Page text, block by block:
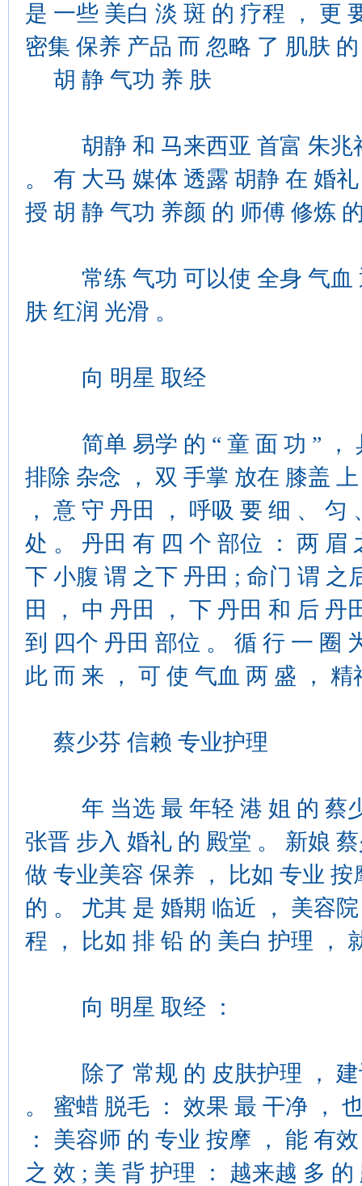
是 一些 美白 淡 斑 的 疗程 ， 更
密集 保养 产品 而 忽略 了 肌肤
胡 静 气功 养 肤
胡静 和 马来西亚 首富 朱兆祥
。 有 大马 媒体 透露 胡静 在 婚
授 胡 静 气功 养颜 的 师傅 修炼
常练 气功 可以使 全身 气血
肤 红润 光滑 。
向 明星 取经
简单 易学 的 “ 童 面 功 ” ，
排除 杂念 ， 双 手掌 放在 膝盖
， 意 守 丹田 ， 呼吸 要 细 、
处 。 丹田 有 四 个 部位 ： 两 眉
下 小腹 谓 之下 丹田 ; 命门 谓 之
田 ， 中 丹田 ， 下 丹田 和 后 丹
到 四个 丹田 部位 。 循 行 一 圈
此 而 来 ， 可 使 气血 两 盛 ，
蔡少芬 信赖 专业护理
年 当选 最 年轻 港 姐 的 蔡少
张晋 步入 婚礼 的 殿堂 。 新娘
做 专业美容 保养 ， 比如 专业
的 。 尤其 是 婚期 临近 ， 美容
程 ， 比如 排 铅 的 美白 护理 ，
向 明星 取经 ：
除了 常规 的 皮肤护理 ， 建
。 蜜蜡 脱毛 ： 效果 最 干净 ，
： 美容师 的 专业 按摩 ， 能 有
之 效 ; 美 背 护理 ： 越来越 多